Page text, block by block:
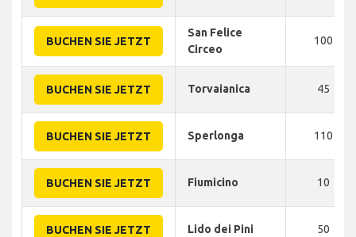
BUCHEN SIE JETZT
San Felice
Circeo
100
BUCHEN SIE JETZT Torvaianica 45
BUCHEN SIE JETZT Sperlonga 110
BUCHEN SIE JETZT Fiumicino 10
BUCHEN SIE JETZT Lido dei Pini 50